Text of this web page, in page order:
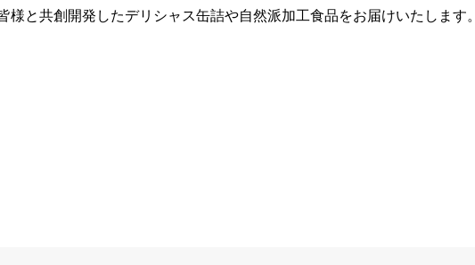
と共創開発したデリシャス缶詰や自然派加工食品をお届けいたします。